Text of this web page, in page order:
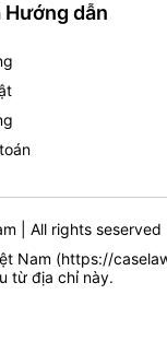
Hướng dẫn
| All rights seserved
Nam (https://
từ địa chỉ này.